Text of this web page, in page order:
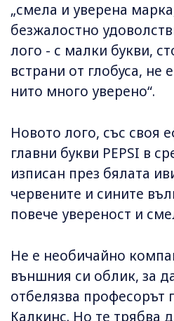
„смела и уверена
безжалостно
лого - с малки букви,
встрани от глобуса, не
нито много уверено“.
Новото лого, със своя
главни букви PEPSI в
изписан през бялата
червените и сините
повече увереност и
Не е необичайно
външния си облик, за
отбелязва професорът
Калкинс. Но те трябва